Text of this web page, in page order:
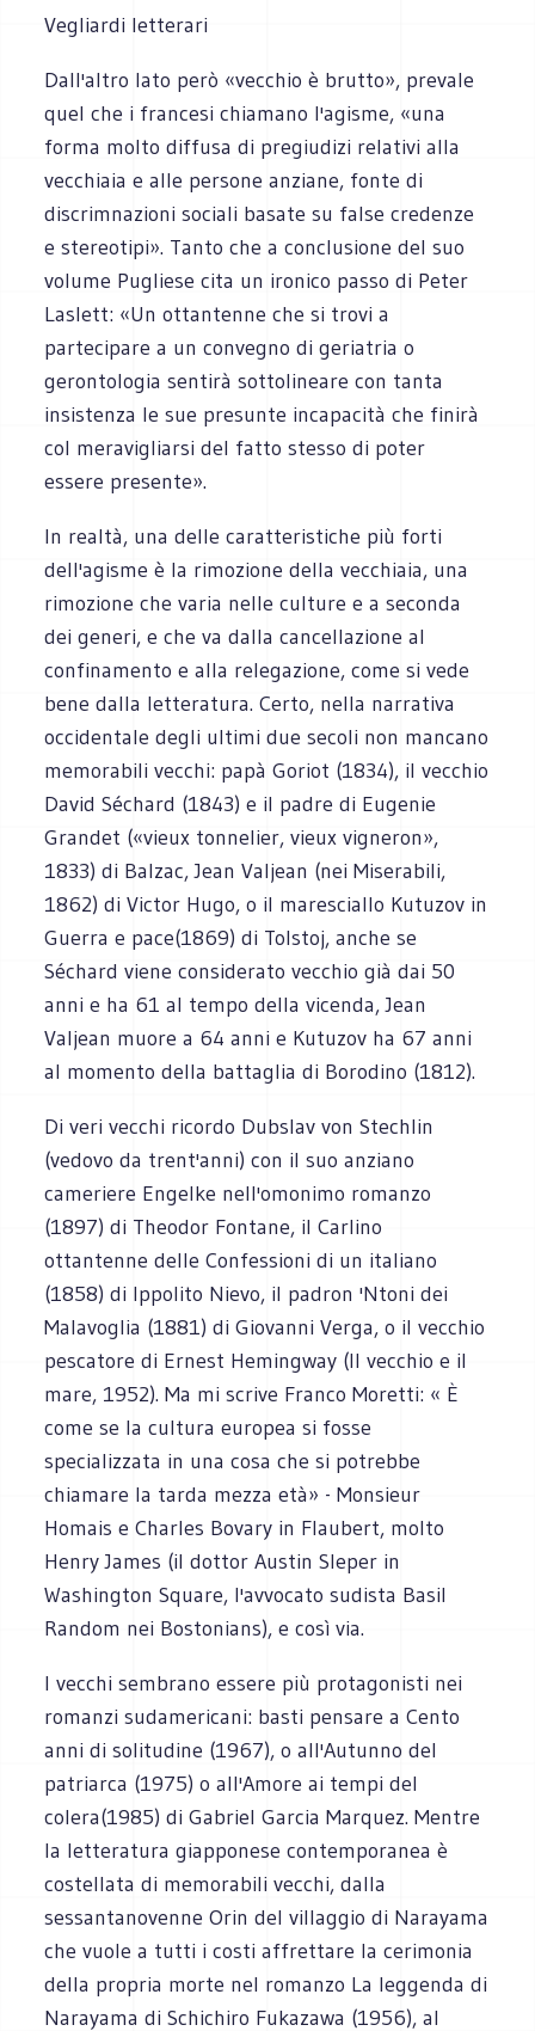
Vegliardi letterari
Dall'altro lato però «vecchio è brutto», prevale
quel che i francesi chiamano l'agisme, «una
forma molto diffusa di pregiudizi relativi alla
vecchiaia e alle persone anziane, fonte di
discrimnazioni sociali basate su false credenze
e stereotipi». Tanto che a conclusione del suo
volume Pugliese cita un ironico passo di Peter
Laslett: «Un ottantenne che si trovi a
partecipare a un convegno di geriatria o
gerontologia sentirà sottolineare con tanta
insistenza le sue presunte incapacità che finirà
col meravigliarsi del fatto stesso di poter
essere presente».
In realtà, una delle caratteristiche più forti
dell'agisme è la rimozione della vecchiaia, una
rimozione che varia nelle culture e a seconda
dei generi, e che va dalla cancellazione al
confinamento e alla relegazione, come si vede
bene dalla letteratura. Certo, nella narrativa
occidentale degli ultimi due secoli non mancano
memorabili vecchi: papà Goriot (1834), il vecchio
David Séchard (1843) e il padre di Eugenie
Grandet («vieux tonnelier, vieux vigneron»,
1833) di Balzac, Jean Valjean (nei Miserabili,
1862) di Victor Hugo, o il maresciallo Kutuzov in
Guerra e pace(1869) di Tolstoj, anche se
Séchard viene considerato vecchio già dai 50
anni e ha 61 al tempo della vicenda, Jean
Valjean muore a 64 anni e Kutuzov ha 67 anni
al momento della battaglia di Borodino (1812).
Di veri vecchi ricordo Dubslav von Stechlin
(vedovo da trent'anni) con il suo anziano
cameriere Engelke nell'omonimo romanzo
(1897) di Theodor Fontane, il Carlino
ottantenne delle Confessioni di un italiano
(1858) di Ippolito Nievo, il padron 'Ntoni dei
Malavoglia (1881) di Giovanni Verga, o il vecchio
pescatore di Ernest Hemingway (Il vecchio e il
mare, 1952). Ma mi scrive Franco Moretti: « È
come se la cultura europea si fosse
specializzata in una cosa che si potrebbe
chiamare la tarda mezza età» - Monsieur
Homais e Charles Bovary in Flaubert, molto
Henry James (il dottor Austin Sleper in
Washington Square, l'avvocato sudista Basil
Random nei Bostonians), e così via.
I vecchi sembrano essere più protagonisti nei
romanzi sudamericani: basti pensare a Cento
anni di solitudine (1967), o all'Autunno del
patriarca (1975) o all'Amore ai tempi del
colera(1985) di Gabriel Garcia Marquez. Mentre
la letteratura giapponese contemporanea è
costellata di memorabili vecchi, dalla
sessantanovenne Orin del villaggio di Narayama
che vuole a tutti i costi affrettare la cerimonia
della propria morte nel romanzo La leggenda di
Narayama di Schichiro Fukazawa (1956), al